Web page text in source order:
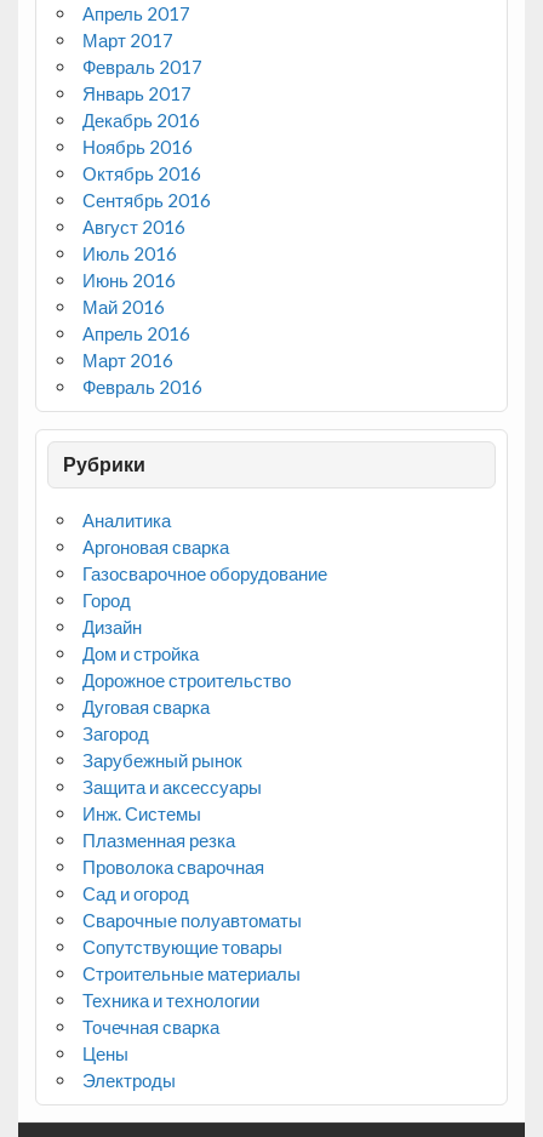
Апрель 2017
Март 2017
Февраль 2017
Январь 2017
Декабрь 2016
Ноябрь 2016
Октябрь 2016
Сентябрь 2016
Август 2016
Июль 2016
Июнь 2016
Май 2016
Апрель 2016
Март 2016
Февраль 2016
Рубрики
Аналитика
Аргоновая сварка
Газосварочное оборудование
Город
Дизайн
Дом и стройка
Дорожное строительство
Дуговая сварка
Загород
Зарубежный рынок
Защита и аксессуары
Инж. Системы
Плазменная резка
Проволока сварочная
Сад и огород
Сварочные полуавтоматы
Сопутствующие товары
Строительные материалы
Техника и технологии
Точечная сварка
Цены
Электроды